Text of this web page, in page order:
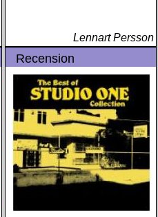
Lennart Persson
Recension